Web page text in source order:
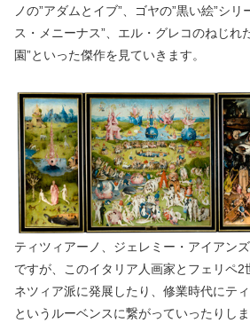
ノの”アダムとイブ”、ゴヤの”黒い絵”シリ
ス・メニーナス”、エル・グレコのねじれ
園”といった傑作を見ていきます。
ティツィアーノ、ジェレミー・アイアン
ですが、このイタリア人画家とフェリペ2
ネツィア派に発展したり、修業時代にテ
というルーベンスに繋がっていったりし